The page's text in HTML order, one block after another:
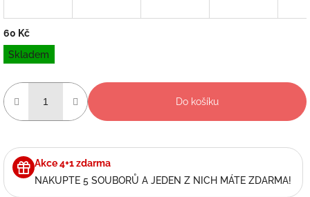
60 Kč
Měrná
cena:
Skladem
Do košíku
Akce 4+1 zdarma
NAKUPTE 5 SOUBORŮ A JEDEN Z NICH MÁTE ZDARMA!